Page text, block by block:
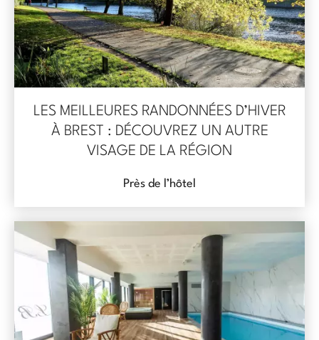
LES MEILLEURES RANDONNÉES D’HIVER
À BREST : DÉCOUVREZ UN AUTRE
VISAGE DE LA RÉGION
Près de l’hôtel